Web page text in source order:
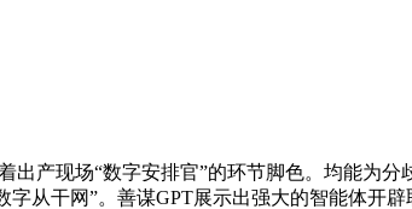
现场“数字安排官”的环节脚色。均能为分
从干网”。善谋GPT展示出强大的智能体开